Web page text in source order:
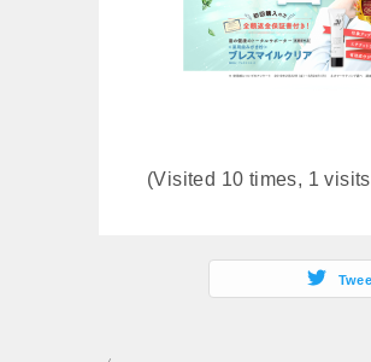
(Visited 10 times, 1